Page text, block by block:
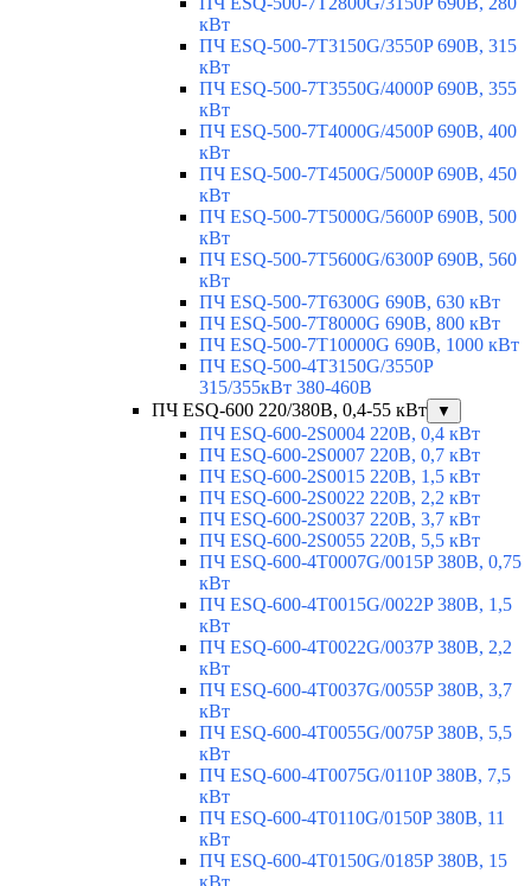
кВт
ПЧ ESQ-500-7T3150G/3550P 690В, 315
кВт
ПЧ ESQ-500-7T3550G/4000P 690В, 355
кВт
ПЧ ESQ-500-7T4000G/4500P 690В, 400
кВт
ПЧ ESQ-500-7T4500G/5000P 690В, 450
кВт
ПЧ ESQ-500-7T5000G/5600P 690В, 500
кВт
ПЧ ESQ-500-7T5600G/6300P 690В, 560
кВт
ПЧ ESQ-500-7T6300G 690В, 630 кВт
ПЧ ESQ-500-7T8000G 690В, 800 кВт
ПЧ ESQ-500-7T10000G 690В, 1000 кВт
ПЧ ESQ-500-4T3150G/3550P
315/355кВт 380-460В
ПЧ ESQ-600 220/380В, 0,4-55 кВт
▼
ПЧ ESQ-600-2S0004 220В, 0,4 кВт
ПЧ ESQ-600-2S0007 220В, 0,7 кВт
ПЧ ESQ-600-2S0015 220В, 1,5 кВт
ПЧ ESQ-600-2S0022 220В, 2,2 кВт
ПЧ ESQ-600-2S0037 220В, 3,7 кВт
ПЧ ESQ-600-2S0055 220В, 5,5 кВт
ПЧ ESQ-600-4T0007G/0015P 380В, 0,75
кВт
ПЧ ESQ-600-4T0015G/0022P 380В, 1,5
кВт
ПЧ ESQ-600-4T0022G/0037P 380В, 2,2
кВт
ПЧ ESQ-600-4T0037G/0055P 380В, 3,7
кВт
ПЧ ESQ-600-4T0055G/0075P 380В, 5,5
кВт
ПЧ ESQ-600-4T0075G/0110P 380В, 7,5
кВт
ПЧ ESQ-600-4T0110G/0150P 380В, 11
кВт
ПЧ ESQ-600-4T0150G/0185P 380В, 15